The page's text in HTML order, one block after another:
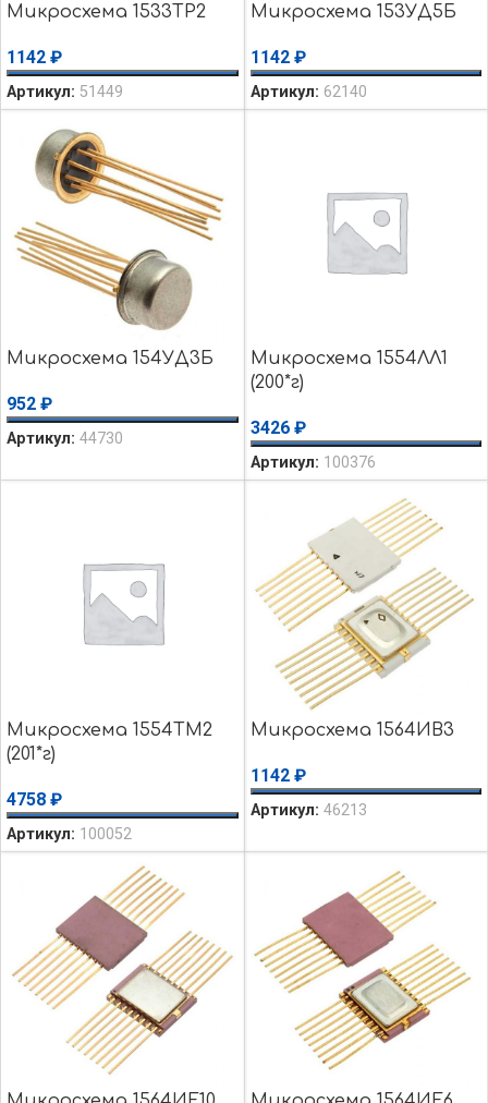
Микросхема 1533ТР2
1142 ₽
Артикул: 51449
Микросхема 153УД5Б
1142 ₽
Артикул: 62140
Микросхема 154УД3Б
952 ₽
Артикул: 44730
Микросхема 1554ЛЛ1
(200*г)
3426 ₽
Артикул: 100376
Микросхема 1554ТМ2
(201*г)
4758 ₽
Артикул: 100052
Микросхема 1564ИВ3
1142 ₽
Артикул: 46213